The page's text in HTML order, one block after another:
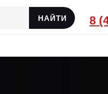
8